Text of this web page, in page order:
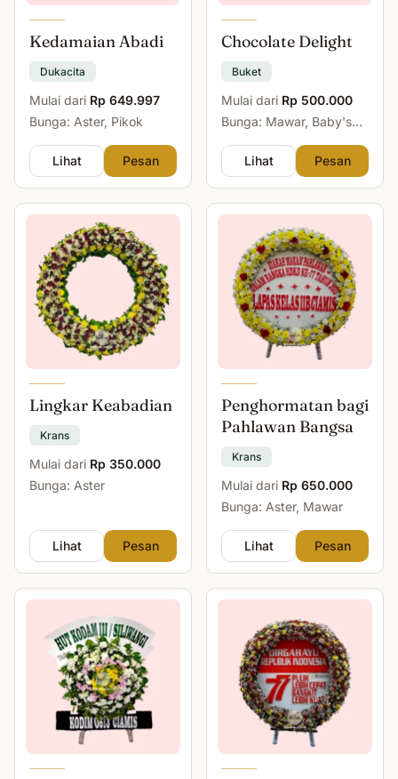
Kedamaian Abadi
Dukacita
Mulai dari Rp 649.997
Bunga: Aster, Pikok
Lihat Pesan
Chocolate Delight
Buket
Mulai dari Rp 500.000
Bunga: Mawar, Baby's
Lihat
Pesan
Lingkar Keabadian
Krans
Mulai dari Rp 350.000
Bunga: Aster
Lihat Pesan
Penghormatan bagi
Pahlawan Bangsa
Krans
Mulai dari Rp 650.000
Bunga: Aster, Mawar
Lihat Pesan